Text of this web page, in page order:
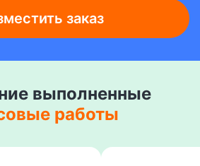
заказ
выполненные
работы